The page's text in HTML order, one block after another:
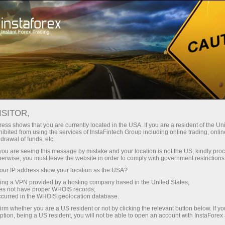
Трейдерам Форекс аналитика Фотоновости
06:59 2025-05-29
КОГДА ДОЛГИ ВЫШЕ ГОЛОВЫ:
ПЯТЬ СТРАН С САМОЙ ТЯЖЕЛОЙ
ДОЛГОВОЙ НАГРУЗКОЙ
shows that you are currently located in the USA. If you are a resident of the
from using the services of InstaFintech Group including online trading,
of funds, etc.
are seeing this message by mistake and your location is not the US, kindly
you must leave the website in order to comply with government
IP address show your location as the USA?
a VPN provided by a hosting company based in the United States;
not have proper WHOIS records;
in the WHOIS geolocation database.
whether you are a US resident or not by clicking the relevant button below. If
being a US resident, you will not be able to open an account with InstaForex